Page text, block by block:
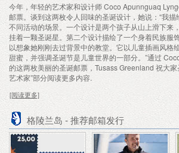
今年，年轻的艺术家和设计师 Coco Apunnguaq
邮票。谈到这两枚令人回味的圣诞设计，她说：“我
不同活动的场景。一个设计是两个孩子从山上滑下来
挂着一颗圣诞星。第二个设计描绘了一个身着民族服
以想象她刚刚去过背景中的教堂。它以儿童插画风格
甜蜜，并强调圣诞节是儿童世界的一部分。”通过
的这两枚美丽的圣诞邮票，Tusass Greenland 祝大
艺术家”部分阅读更多内容.
[阅读更多]
格陵兰岛 - 推荐邮箱发行